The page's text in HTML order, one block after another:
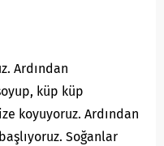
Ardından
küp küp
koyuyoruz. Ardından
Soğanlar